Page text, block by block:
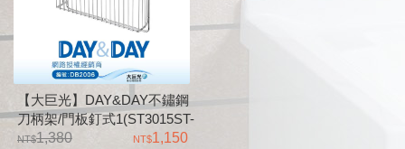
【大巨光】DAY&DAY不鏽鋼
刀柄架/門板釘式1(ST3015ST-
01)1,380 1,150